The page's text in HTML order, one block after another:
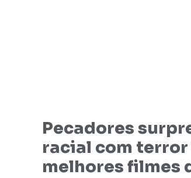
Pecadores
racial com
melhores filmes